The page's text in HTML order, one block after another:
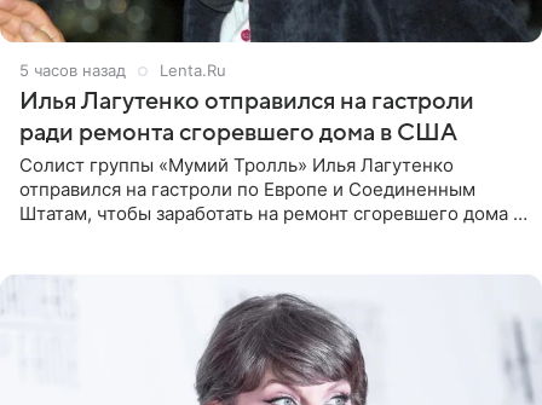
5 часов назад Lenta.Ru
Илья Лагутенко отправился на гастроли
ради ремонта сгоревшего дома в США
Солист группы «Мумий Тролль» Илья Лагутенко
отправился на гастроли по Европе и Соединенным
Штатам, чтобы заработать на ремонт сгоревшего дома в